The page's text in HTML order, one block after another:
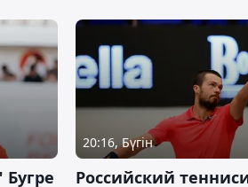
20:16, Бүгін
Российский